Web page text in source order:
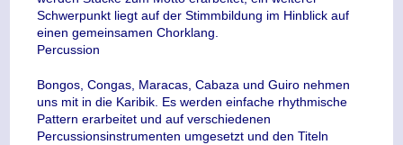
Schwerpunkt liegt auf der Stimmbildung im Hinblick auf
einen gemeinsamen Chorklang.
Percussion
Bongos, Congas, Maracas, Cabaza und Guiro nehmen
uns mit in die Karibik. Es werden einfache rhythmische
Pattern erarbeitet und auf verschiedenen
Percussionsinstrumenten umgesetzt und den Titeln